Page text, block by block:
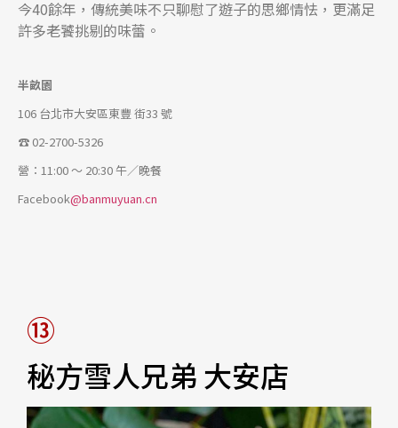
今40餘年，傳統美味不只聊慰了遊子的思鄉情怯，更滿足
許多老饕挑剔的味蕾。
半畝園
106 台北市大安區東豐 街33 號
☎ 02-2700-5326
營：11:00 ～ 20:30 午／晚餐
Facebook@banmuyuan.cn
⑬
秘方雪人兄弟 大安店